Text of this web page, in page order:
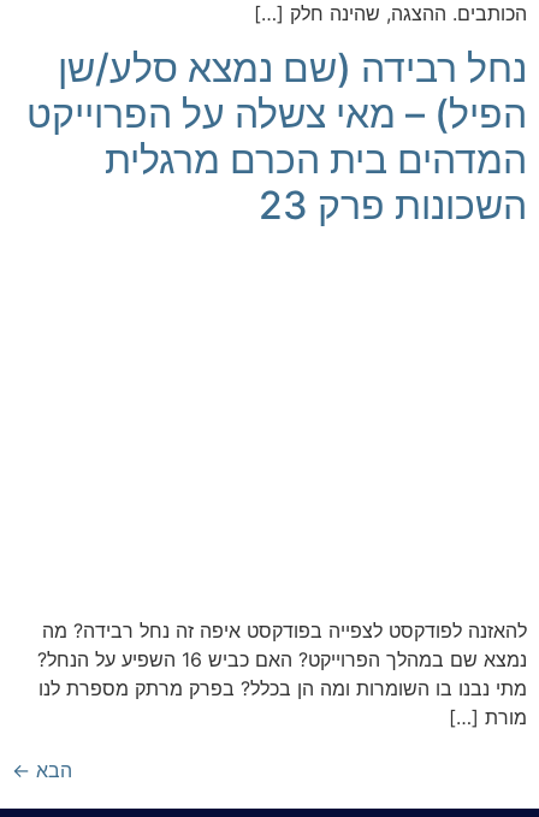
הכותבים. ההצגה, שהינה חלק […]
נחל רבידה (שם נמצא סלע/שן
הפיל) – מאי צשלה על הפרוייקט
המדהים בית הכרם מרגלית
השכונות פרק 23
להאזנה לפודקסט לצפייה בפודקסט איפה זה נחל רבידה? מה
נמצא שם במהלך הפרוייקט? האם כביש 16 השפיע על הנחל?
מתי נבנו בו השומרות ומה הן בכלל? בפרק מרתק מספרת לנו
מורת […]
הבא ←